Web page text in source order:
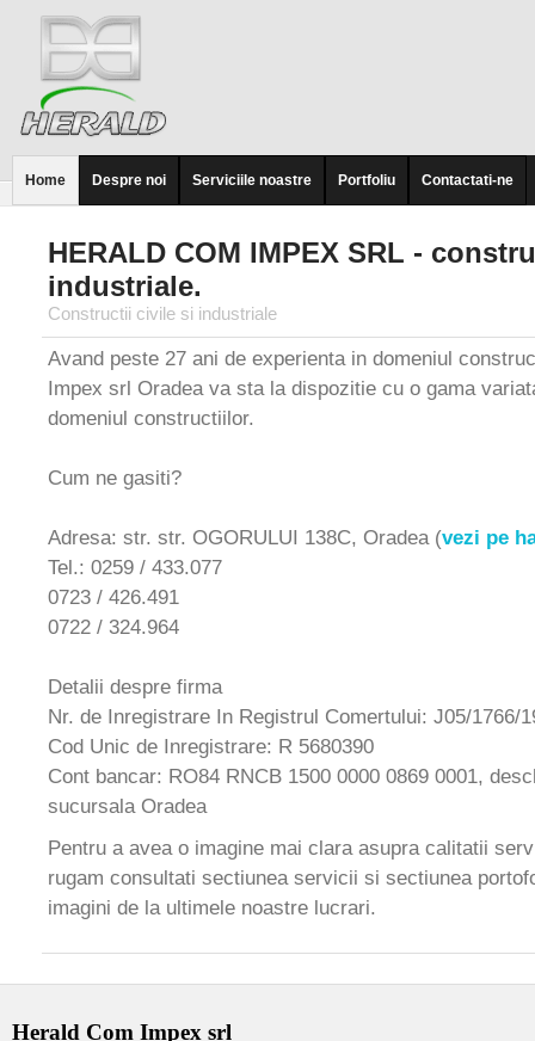
Home Despre noi Serviciile noastre Portfoliu Contactati-ne
HERALD COM IMPEX SRL -
industriale.
Constructii civile si industriale
Avand peste 27 ani de experienta in domeniul
Impex srl Oradea va sta la dispozitie cu o gama
domeniul constructiilor.
Cum ne gasiti?
Adresa: str. str. OGORULUI 138C, Oradea (vezi pe
Tel.: 0259 / 433.077
0723 / 426.491
0722 / 324.964
Detalii despre firma
Nr. de Inregistrare In Registrul Comertului: J05/1766/
Cod Unic de Inregistrare: R 5680390
Cont bancar: RO84 RNCB 1500 0000 0869 0001,
sucursala Oradea
Pentru a avea o imagine mai clara asupra calitatii
rugam consultati sectiunea servicii si sectiunea
imagini de la ultimele noastre lucrari.
Herald Com Impex srl